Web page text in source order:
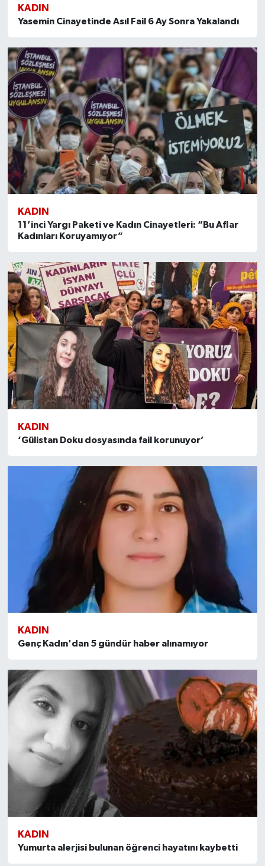
KADIN
Yasemin Cinayetinde Asıl Fail 6 Ay Sonra Yakalandı
KADIN
11’inci Yargı Paketi ve Kadın Cinayetleri: “Bu Aflar
Kadınları Koruyamıyor”
KADIN
‘Gülistan Doku dosyasında fail korunuyor’
KADIN
Genç Kadın'dan 5 gündür haber alınamıyor
KADIN
Yumurta alerjisi bulunan öğrenci hayatını kaybetti